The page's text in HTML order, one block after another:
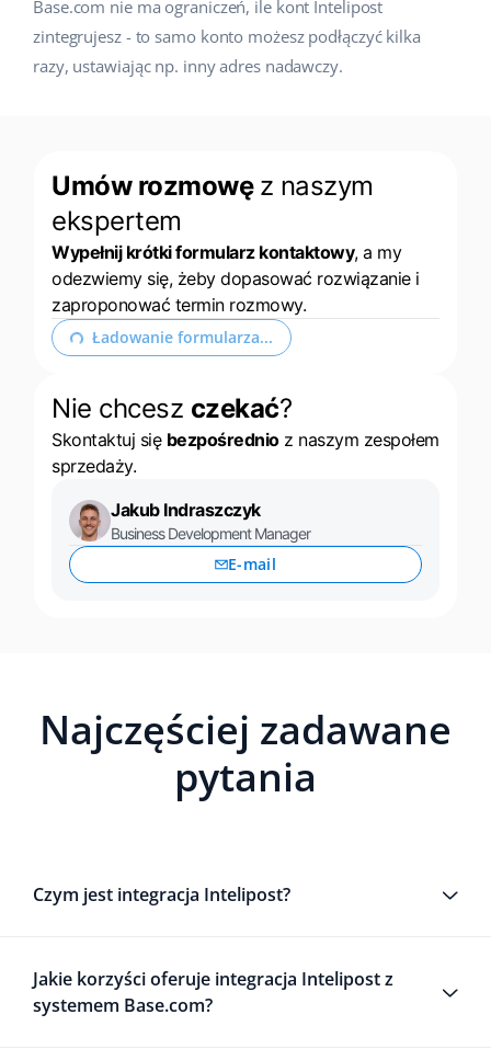
Base.com nie ma ograniczeń, ile kont Intelipost
zintegrujesz - to samo konto możesz podłączyć kilka
razy, ustawiając np. inny adres nadawczy.
Umów rozmowę z naszym
ekspertem
Wypełnij krótki formularz kontaktowy, a my
odezwiemy się, żeby dopasować rozwiązanie i
zaproponować termin rozmowy.
Ładowanie formularza...
Nie chcesz czekać?
Skontaktuj się bezpośrednioz naszym zespołem
sprzedaży.
Jakub Indraszczyk
Business Development Manager
E-mail
Najczęściej zadawane
pytania
Czym jest integracja Intelipost?
Jakie korzyści oferuje integracja Intelipost z
systemem Base.com?